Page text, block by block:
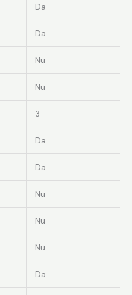
Da
Da
Nu
Nu
3
Da
Da
Nu
Nu
Nu
Da